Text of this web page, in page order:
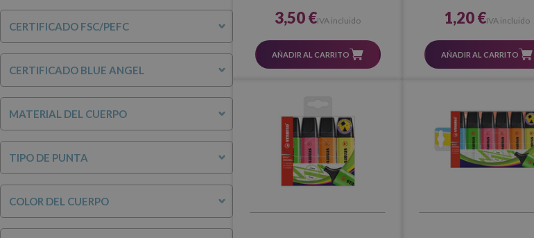
CERTIFICADO FSC/PEFC
CERTIFICADO BLUE ANGEL
MATERIAL DEL CUERPO
TIPO DE PUNTA
COLOR DEL CUERPO
3,50 €IVA incluido
AÑADIR AL CARRITO
1,20 €IVA incluido
AÑADIR AL CARRITO